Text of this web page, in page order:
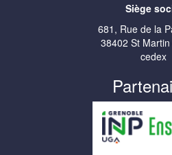
Siège
681, Rue de la
38402 St
cedex